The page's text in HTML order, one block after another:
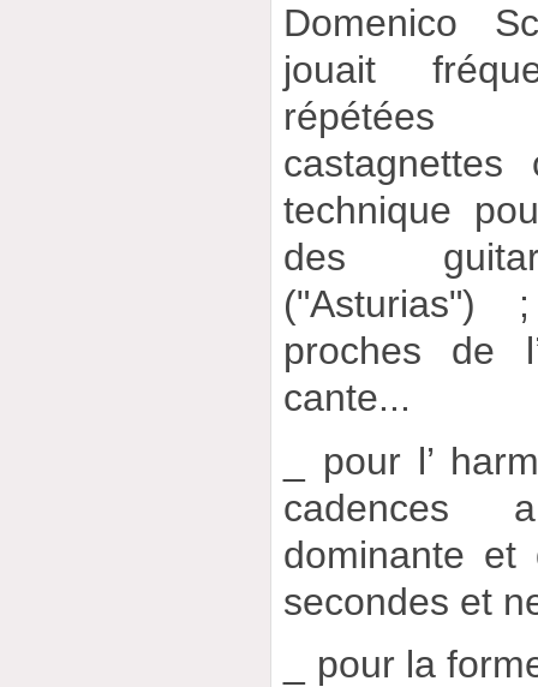
Domenico
jouait
répétées
technique
des
("Asturias")
proches de
cante...
_ pour l’
cadences
dominante et
secondes et
_ pour la